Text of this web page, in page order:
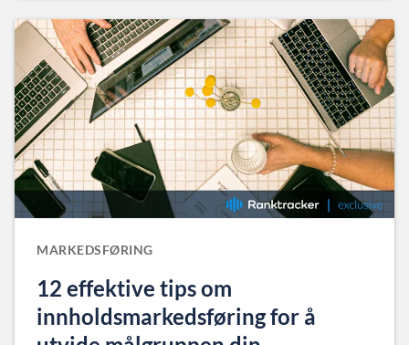
MARKEDSFØRING
12 effektive tips om
innholdsmarkedsføring for å